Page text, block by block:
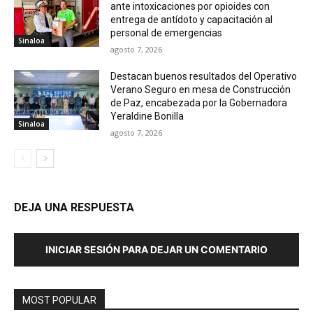
Sinaloa
ante intoxicaciones por opioides con
entrega de antídoto y capacitación al
personal de emergencias
agosto 7, 2026
Sinaloa
Destacan buenos resultados del Operativo
Verano Seguro en mesa de Construcción
de Paz, encabezada por la Gobernadora
Yeraldine Bonilla
agosto 7, 2026
DEJA UNA RESPUESTA
INICIAR SESIÓN PARA DEJAR UN COMENTARIO
MOST POPULAR